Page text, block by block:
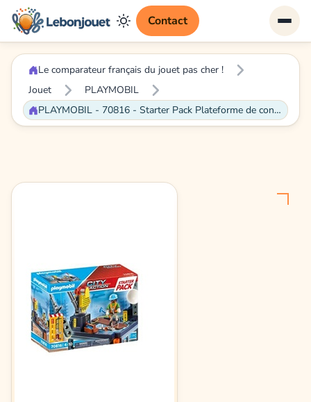
Contact
Le comparateur français du jouet pas cher !
Jouet
PLAYMOBIL
PLAYMOBIL - 70816 - Starter Pack Plateforme de construction